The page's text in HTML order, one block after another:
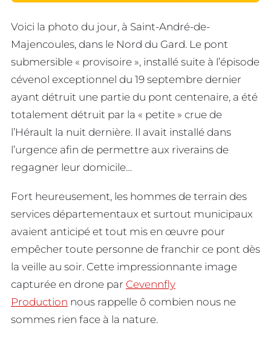
Voici la photo du jour, à Saint-André-de-
Majencoules, dans le Nord du Gard. Le pont
submersible « provisoire », installé suite à l’épisode
cévenol exceptionnel du 19 septembre dernier
ayant détruit une partie du pont centenaire, a été
totalement détruit par la « petite » crue de
l’Hérault la nuit dernière. Il avait installé dans
l’urgence afin de permettre aux riverains de
regagner leur domicile…
Fort heureusement, les hommes de terrain des
services départementaux et surtout municipaux
avaient anticipé et tout mis en œuvre pour
empêcher toute personne de franchir ce pont dès
la veille au soir. Cette impressionnante image
capturée en drone par Cevennfly
Production nous rappelle ô combien nous ne
sommes rien face à la nature.